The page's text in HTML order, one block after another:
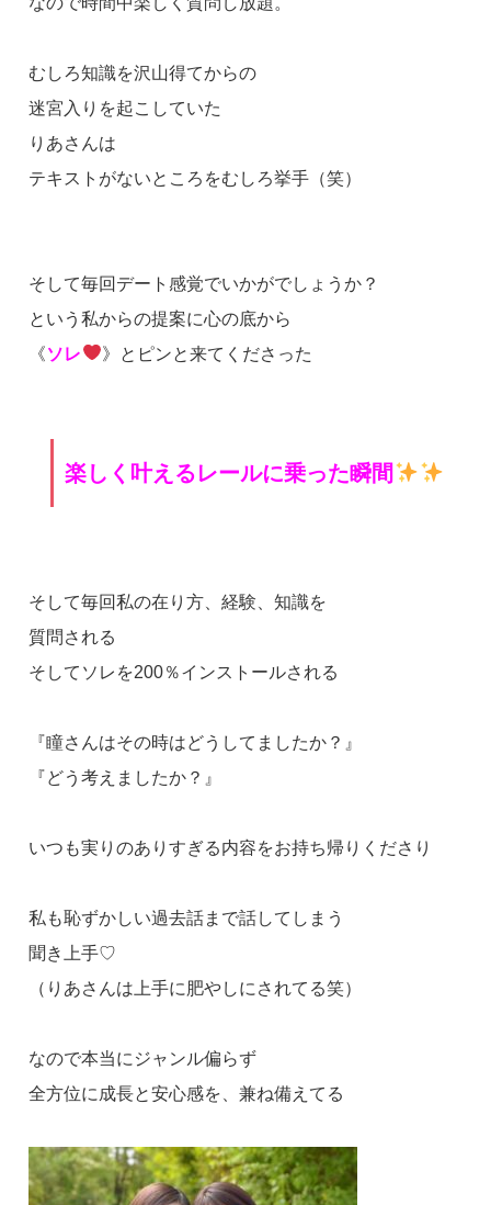
むしろ知識を沢山得てからの
迷宮入りを起こしていた
りあさんは
テキストがないところをむしろ挙手（笑）
そして毎回デート感覚でいかがでしょうか？
という私からの提案に心の底から
《ソレ 》とピンと来てくださった
楽しく叶えるレールに乗った瞬間
そして毎回私の在り方、経験、知識を
質問される
そしてソレを200％インストールされる
『瞳さんはその時はどうしてましたか？』
『どう考えましたか？』
いつも実りのありすぎる内容をお持ち帰りくださり
私も恥ずかしい過去話まで話してしまう
聞き上手♡
（りあさんは上手に肥やしにされてる笑）
なので本当にジャンル偏らず
全方位に成長と安心感を、兼ね備えてる